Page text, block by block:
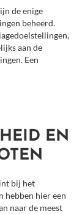
de enige
beheerd.
aan de
Een
EN
bij het
hebben hier een
naar de meest